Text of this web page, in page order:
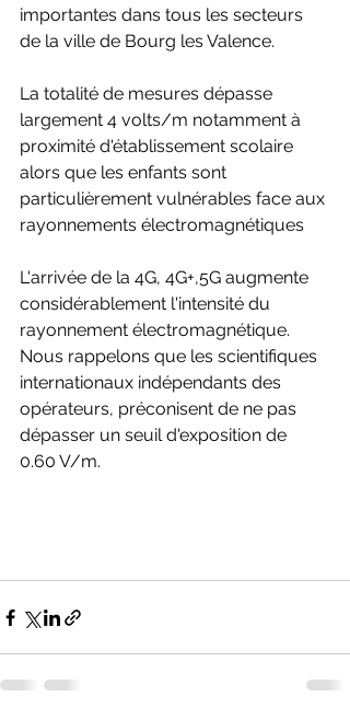
importantes dans tous les secteurs
de la ville de Bourg les Valence.
La totalité de mesures dépasse
largement 4 volts/m notamment à
proximité d'établissement scolaire
alors que les enfants sont
particulièrement vulnérables face aux
rayonnements électromagnétiques
L'arrivée de la 4G, 4G+,5G augmente
considérablement l'intensité du
rayonnement électromagnétique.
Nous rappelons que les scientifiques
internationaux indépendants des
opérateurs, préconisent de ne pas
dépasser un seuil d'exposition de
0.60 V/m.